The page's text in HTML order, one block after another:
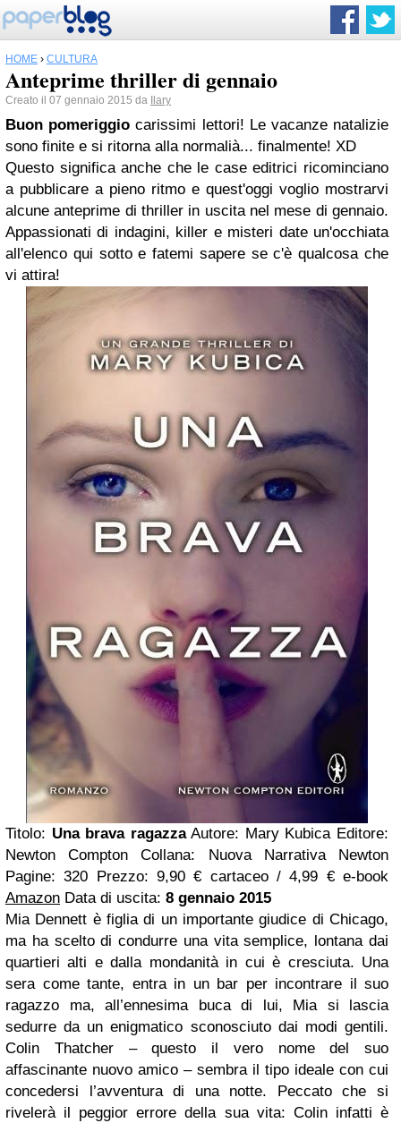
HOME › CULTURA
Anteprime thriller di gennaio
Creato il 07 gennaio 2015 da Ilary
Buon pomeriggio carissimi lettori! Le vacanze natalizie
sono finite e si ritorna alla normalià... finalmente! XD
Questo significa anche che le case editrici ricominciano
a pubblicare a pieno ritmo e quest'oggi voglio mostrarvi
alcune anteprime di thriller in uscita nel mese di gennaio.
Appassionati di indagini, killer e misteri date un'occhiata
all'elenco qui sotto e fatemi sapere se c'è qualcosa che
vi attira!
Titolo: Una brava ragazzaAutore: Mary Kubica Editore:
Newton Compton Collana: Nuova Narrativa Newton
Pagine: 320 Prezzo: 9,90 € cartaceo / 4,99 € e-book
Amazon Data di uscita: 8 gennaio 2015
Mia Dennett è figlia di un importante giudice di Chicago,
ma ha scelto di condurre una vita semplice, lontana dai
quartieri alti e dalla mondanità in cui è cresciuta. Una
sera come tante, entra in un bar per incontrare il suo
ragazzo ma, all’ennesima buca di lui, Mia si lascia
sedurre da un enigmatico sconosciuto dai modi gentili.
Colin Thatcher – questo il vero nome del suo
affascinante nuovo amico – sembra il tipo ideale con cui
concedersi l’avventura di una notte. Peccato che si
rivelerà il peggior errore della sua vita: Colin infatti è